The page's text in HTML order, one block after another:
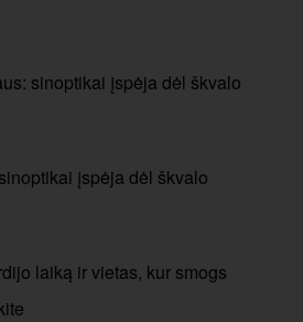
sinoptikai įspėja dėl škvalo
įspėja dėl škvalo
laiką ir vietas, kur smogs